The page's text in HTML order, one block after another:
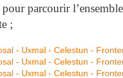
parcourir
;